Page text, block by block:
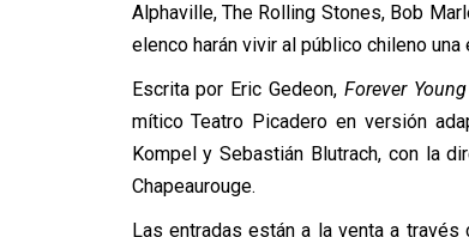
Alphaville, The Rolling Stones, Bob
elenco harán vivir al público chileno
Escrita por Eric Gedeon,Forever Young
mítico Teatro Picadero en versión
Kompel y Sebastián Blutrach, con la
Chapeaurouge.
Las entradas están a la venta a